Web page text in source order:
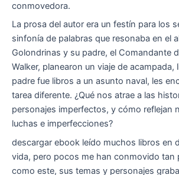
conmovedora.
La prosa del autor era un festín para los
sinfonía de palabras que resonaba en el
Golondrinas y su padre, el Comandante
Walker, planearon un viaje de acampada,
padre fue libros a un asunto naval, les
tarea diferente. ¿Qué nos atrae a las
personajes imperfectos, y cómo reflejan
luchas e imperfecciones?
descargar ebook leído muchos libros en
vida, pero pocos me han conmovido tan
como este, sus temas y personajes